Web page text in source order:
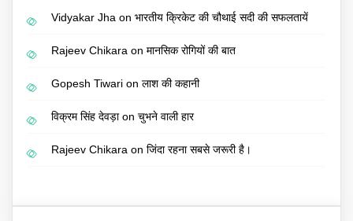
Vidyakar Jha on भारतीय क्रिकेट की चौथाई सदी की सफलतायें
Rajeev Chikara on मानसिक रोगियों की बात
Gopesh Tiwari on लाश की कहानी
विक्रम सिंह देवड़ाon चुभने वाली हार
Rajeev Chikara on जिंदा रहना सबसे जरूरी है।